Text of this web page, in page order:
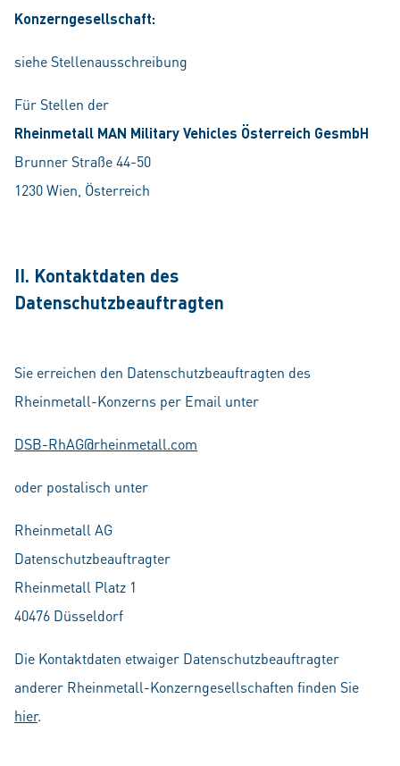
Konzerngesellschaft:
siehe Stellenausschreibung
Für Stellen der
Rheinmetall MAN Military Vehicles Österreich GesmbH
Brunner Straße 44-50
1230 Wien, Österreich
II. Kontaktdaten des
Datenschutzbeauftragten
Sie erreichen den Datenschutzbeauftragten des
Rheinmetall-Konzerns per Email unter
DSB-RhAG@rheinmetall.com
oder postalisch unter
Rheinmetall AG
Datenschutzbeauftragter
Rheinmetall Platz 1
40476 Düsseldorf
Die Kontaktdaten etwaiger Datenschutzbeauftragter
anderer Rheinmetall-Konzerngesellschaften finden Sie
hier.